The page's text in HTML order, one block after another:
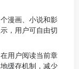
漫画、小说和影
，用户可自由切
用户阅读当前章
缓存机制，减少